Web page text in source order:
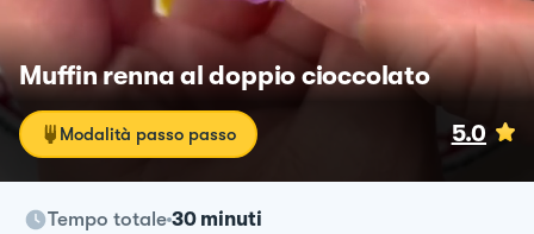
Muffin renna al doppio cioccolato
Modalità passo passo 5.0
Tempo totale 30 minuti